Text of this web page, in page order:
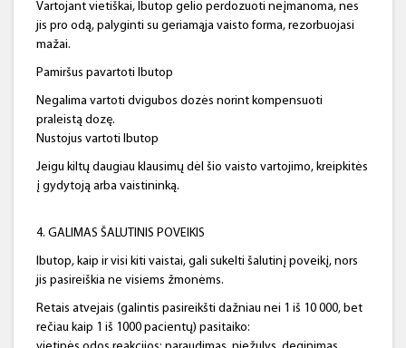
Vartojant vietiškai, Ibutop gelio perdozuoti neįmanoma, nes
jis pro odą, palyginti su geriamąja vaisto forma, rezorbuojasi
mažai.
Pamiršus pavartoti Ibutop
Negalima vartoti dvigubos dozės norint kompensuoti
praleistą dozę.
Nustojus vartoti Ibutop
Jeigu kiltų daugiau klausimų dėl šio vaisto vartojimo, kreipkitės
į gydytoją arba vaistininką.
4. GALIMAS ŠALUTINIS POVEIKIS
Ibutop, kaip ir visi kiti vaistai, gali sukelti šalutinį poveikį, nors
jis pasireiškia ne visiems žmonėms.
Retais atvejais (galintis pasireikšti dažniau nei 1 iš 10 000, bet
rečiau kaip 1 iš 1000 pacientų) pasitaiko: